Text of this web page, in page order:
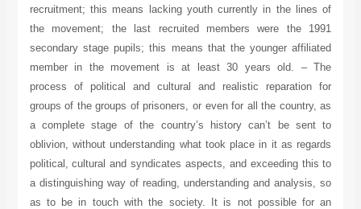
recruitment; this means lacking youth currently in the lines of
the movement; the last recruited members were the 1991
secondary stage pupils; this means that the younger affiliated
member in the movement is at least 30 years old. – The
process of political and cultural and realistic reparation for
groups of the groups of prisoners, or even for all the country, as
a complete stage of the country’s history can’t be sent to
oblivion, without understanding what took place in it as regards
political, cultural and syndicates aspects, and exceeding this to
a distinguishing way of reading, understanding and analysis, so
as to be in touch with the society. It is not possible for an